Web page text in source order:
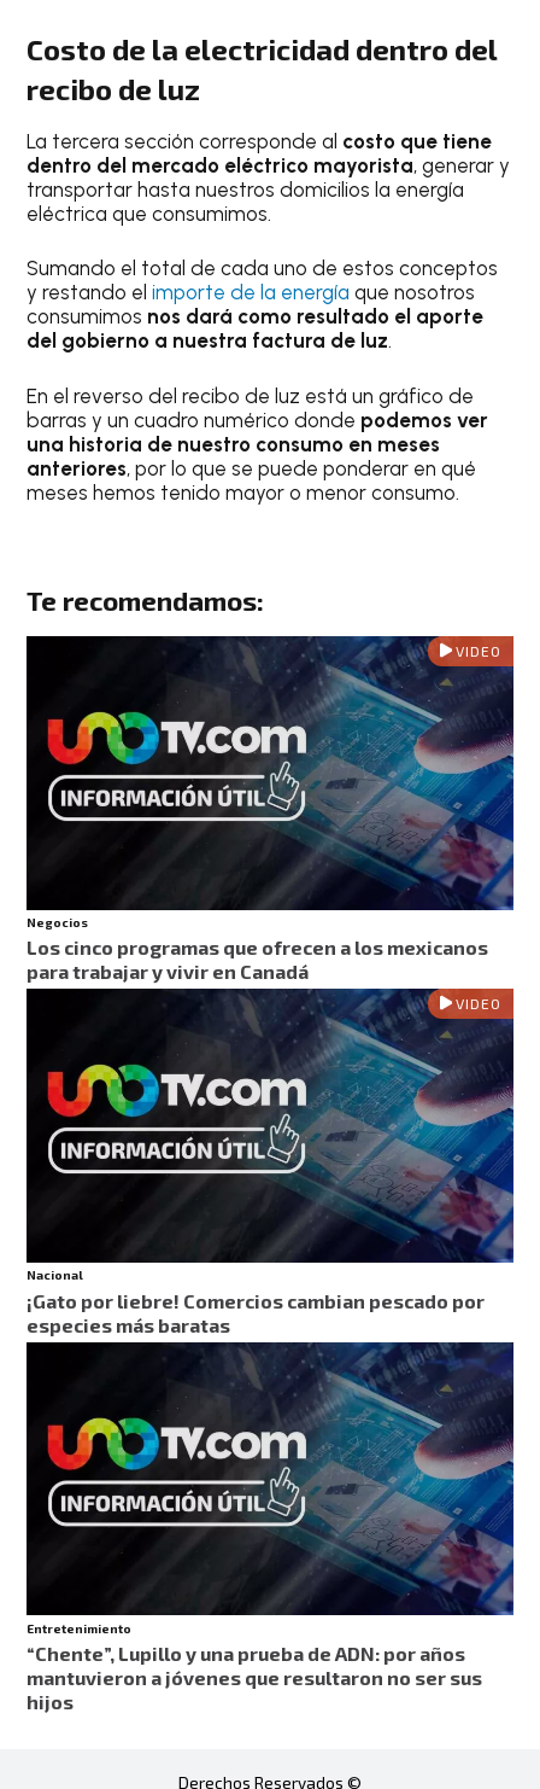
Costo de la electricidad dentro del
recibo de luz
La tercera sección corresponde al costo que tiene
dentro del mercado eléctrico mayorista, generar y
transportar hasta nuestros domicilios la energía
eléctrica que consumimos.
Sumando el total de cada uno de estos conceptos
y restando elimporte de la energía que nosotros
consumimos nos dará como resultado el aporte
del gobierno a nuestra factura de luz.
En el reverso del recibo de luz está un gráfico de
barras y un cuadro numérico donde podemos ver
una historia de nuestro consumo en meses
anteriores, por lo que se puede ponderar en qué
meses hemos tenido mayor o menor consumo.
Te recomendamos:
VIDEO
Negocios
Los cinco programas que ofrecen a los mexicanos
para trabajar y vivir en Canadá
VIDEO
Nacional
¡Gato por liebre! Comercios cambian pescado por
especies más baratas
Entretenimiento
“Chente”, Lupillo y una prueba de ADN: por años
mantuvieron a jóvenes que resultaron no ser sus
hijos
Derechos Reservados ©